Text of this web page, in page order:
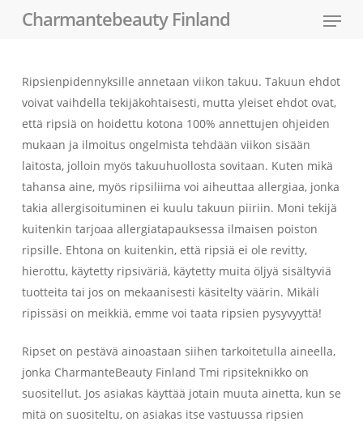
Charmantebeauty Finland Menu
Ripsienpidennyksille annetaan viikon takuu. Takuun ehdot
voivat vaihdella tekijäkohtaisesti, mutta yleiset ehdot ovat,
että ripsiä on hoidettu kotona 100% annettujen ohjeiden
mukaan ja ilmoitus ongelmista tehdään viikon sisään
laitosta, jolloin myös takuuhuollosta sovitaan. Kuten mikä
tahansa aine, myös ripsiliima voi aiheuttaa allergiaa, jonka
takia allergisoituminen ei kuulu takuun piiriin. Moni tekijä
kuitenkin tarjoaa allergiatapauksessa ilmaisen poiston
ripsille. Ehtona on kuitenkin, että ripsiä ei ole revitty,
hierottu, käytetty ripsiväriä, käytetty muita öljyä sisältyviä
tuotteita tai jos on mekaanisesti käsitelty väärin. Mikäli
ripissäsi on meikkiä, emme voi taata ripsien pysyvyyttä!
Ripset on pestävä ainoastaan siihen tarkoitetulla aineella,
jonka CharmanteBeauty Finland Tmi ripsiteknikko on
suositellut. Jos asiakas käyttää jotain muuta ainetta, kun se
mitä on suositeltu, on asiakas itse vastuussa ripsien